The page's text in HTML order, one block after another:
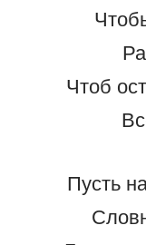
Чтоб
Пусть